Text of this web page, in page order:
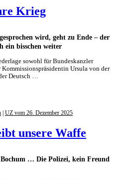
wird, geht zu Ende – der
ein bisschen weiter
Krieg
sowohl für Bundeskanzler
Ursula von der
Deutsch …
… Die Polizei, kein Freund
unsere Waffe
| UZ vom 26. Dezember 2025